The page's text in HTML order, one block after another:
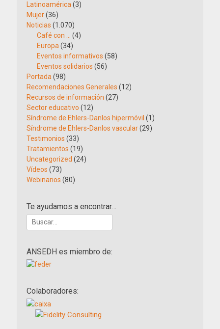
Latinoamérica (3)
Mujer(36)
Noticias (1.070)
Café con …
(4)
Europa (34)
Eventos informativos (58)
Eventos solidarios (56)
Portada (98)
Recomendaciones Generales (12)
Recursos de información (27)
Sector educativo (12)
Síndrome de Ehlers-Danlos hipermóvil (1)
Síndrome de Ehlers-Danlos vascular(29)
Testimonios (33)
Tratamientos (19)
Uncategorized (24)
Vídeos (73)
Webinarios (80)
Te ayudamos a encontrar…
Buscar:
ANSEDH es miembro de:
Colaboradores: